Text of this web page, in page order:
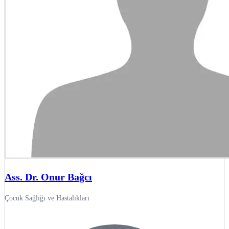
Ass. Dr. Onur Bağcı
Çocuk Sağlığı ve Hastalıkları